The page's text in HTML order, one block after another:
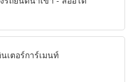
เตอร์การ์เมนท์